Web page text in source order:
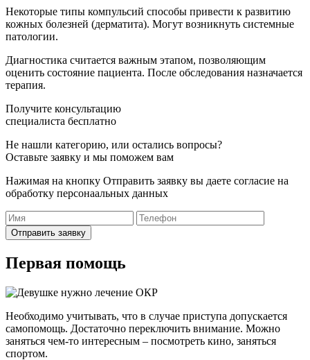
Некоторые типы компульсий способы привести к развитию
кожных болезней (дерматита). Могут возникнуть системные
патологии.
Диагностика считается важным этапом, позволяющим
оценить состояние пациента. После обследования назначается
терапия.
Получите консультацию
специалиста бесплатно
Не нашли категорию, или остались вопросы?
Оставьте заявку и мы поможем вам
Нажимая на кнопку Отправить заявку вы даете согласие на
обработку персонаальных данных
Отправить заявку
Первая помощь
Необходимо учитывать, что в случае приступа допускается
самопомощь. Достаточно переключить внимание. Можно
заняться чем-то интересным – посмотреть кино, заняться
спортом.